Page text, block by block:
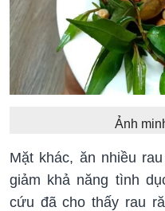
Ảnh
Mặt khác, ăn nhiều
giảm khả năng tình
cứu đã cho thấy rau